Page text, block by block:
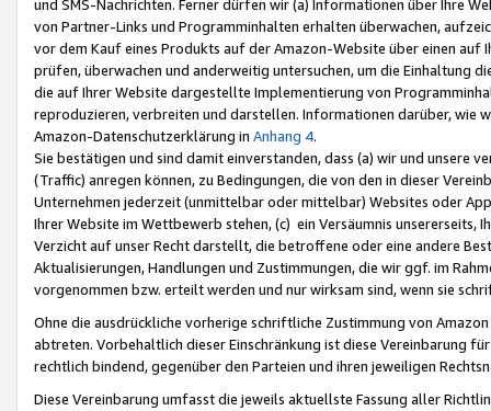
und SMS-Nachrichten. Ferner dürfen wir (a) Informationen über Ihre
von Partner-Links und Programminhalten erhalten überwachen,
vor dem Kauf eines Produkts auf der Amazon-Website über einen
prüfen, überwachen und anderweitig untersuchen, um die Einhaltung
die auf Ihrer Website dargestellte Implementierung von
reproduzieren, verbreiten und darstellen. Informationen darüber, wie
Amazon-Datenschutzerklärung in Anhang 4.
Sie bestätigen und sind damit einverstanden, dass (a) wir und
(Traffic) anregen können, zu Bedingungen, die von den in dieser
Unternehmen jederzeit (unmittelbar oder mittelbar) Websites oder
Ihrer Website im Wettbewerb stehen, (c) ein Versäumnis unsererseits,
Verzicht auf unser Recht darstellt, die betroffene oder eine andere
Aktualisierungen, Handlungen und Zustimmungen, die wir ggf. im
vorgenommen bzw. erteilt werden und nur wirksam sind, wenn sie
Ohne die ausdrückliche vorherige schriftliche Zustimmung von
abtreten. Vorbehaltlich dieser Einschränkung ist diese Vereinbarung
rechtlich bindend, gegenüber den Parteien und ihren jeweiligen
Diese Vereinbarung umfasst die jeweils aktuellste Fassung aller